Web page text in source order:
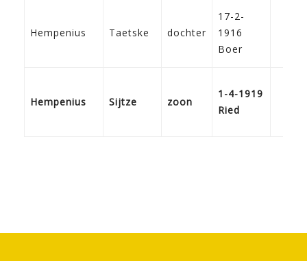
Hempenius Taetske dochter
17-2-
1916
Boer
Hempenius Sijtze zoon
1-4-1919
Ried